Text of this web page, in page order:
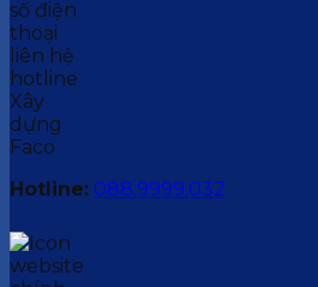
Hotline: 088.9999.032